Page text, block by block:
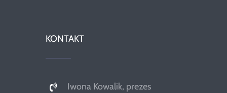
KONTAKT
Iwona Kowalik, prezes